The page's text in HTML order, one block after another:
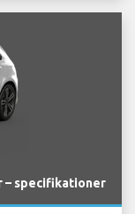
– specifikationer